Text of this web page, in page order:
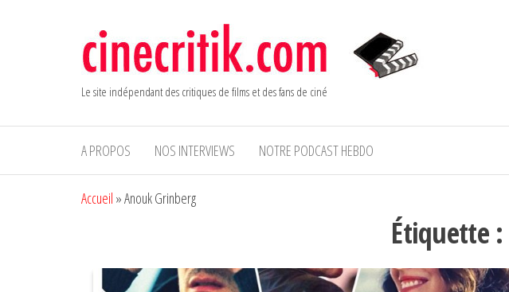
Le site indépendant des critiques de films et des fans de ciné
A PROPOS NOS INTERVIEWS NOTRE PODCAST HEBDO
Accueil »Anouk Grinberg
Étiquette :